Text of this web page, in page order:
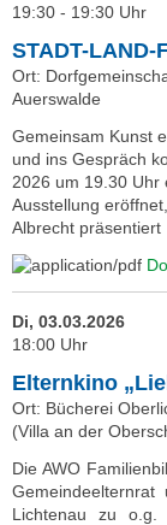
19:30 - 19:30 Uhr
STADT-
Ort:
Auerswalde
Gemeinsam Kunst
und ins Gespräch
2026 um 19.30 Uhr
Ausstellung
Albrecht präsentiert
Di, 03.03.2026
18:00 Uhr
Elternkino
Ort: Bücherei
(Villa an der
Die AWO
Lichtenau zu o.g.